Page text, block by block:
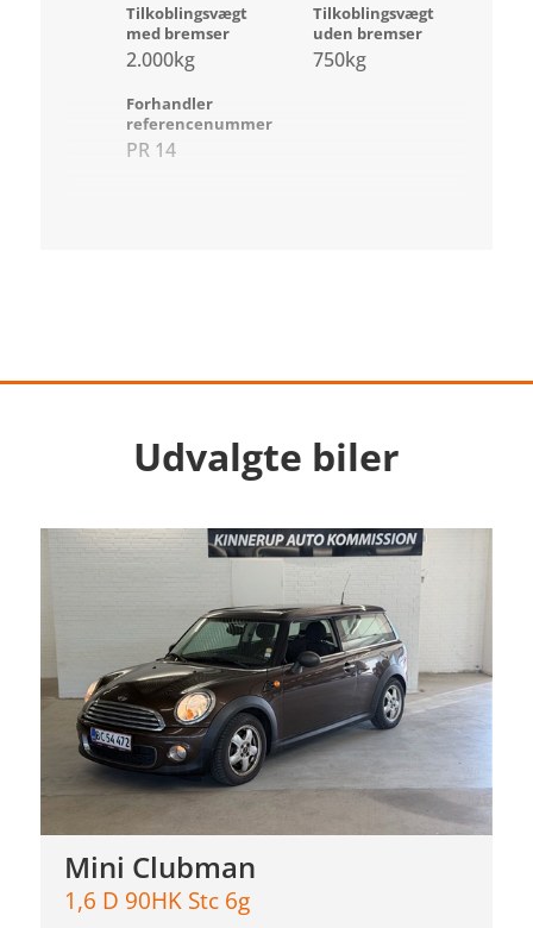
Tilkoblingsvægt
med bremser
2.000kg
Tilkoblingsvægt
uden bremser
750kg
Forhandler
referencenummer
PR 14
Udvalgte biler
Mini Clubman
1,6 D 90HK Stc 6g